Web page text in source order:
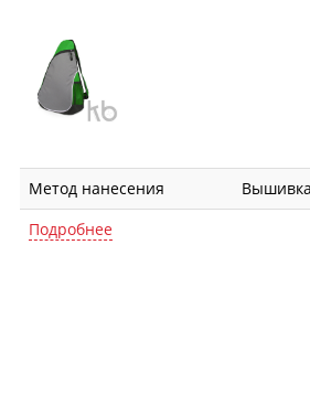
Метод нанесения
Подробнее